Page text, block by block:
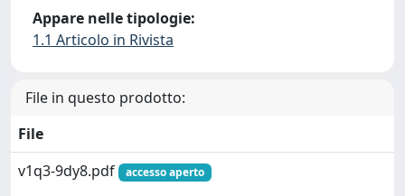
Appare nelle tipologie:
1.1 Articolo in Rivista
File in questo prodotto:
File
v1q3-9dy8.pdf
accesso aperto